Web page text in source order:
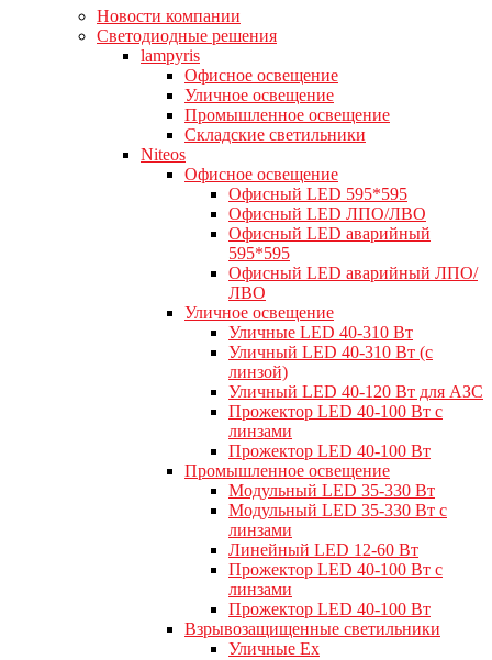
Новости компании
Светодиодные решения
lampyris
Офисное освещение
Уличное освещение
Промышленное освещение
Складские светильники
Niteos
Офисное освещение
Офисный LED 595*595
Офисный LED ЛПО/ЛВО
Офисный LED аварийный
595*595
Офисный LED аварийный ЛПО/
ЛВО
Уличное освещение
Уличные LED 40-310 Вт
Уличный LED 40-310 Вт (с
линзой)
Уличный LED 40-120 Вт для АЗС
Прожектор LED 40-100 Вт с
линзами
Прожектор LED 40-100 Вт
Промышленное освещение
Модульный LED 35-330 Вт
Модульный LED 35-330 Вт с
линзами
Линейный LED 12-60 Вт
Прожектор LED 40-100 Вт с
линзами
Прожектор LED 40-100 Вт
Взрывозащищенные светильники
Уличные Ex